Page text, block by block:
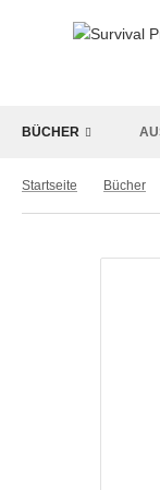
BÜCHER
Startseite Bücher